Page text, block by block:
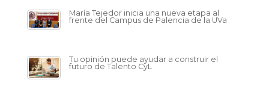
María Tejedor inicia una nueva etapa al
frente del Campus de Palencia de la UVa
Tu opinión puede ayudar a construir el
futuro de Talento CyL